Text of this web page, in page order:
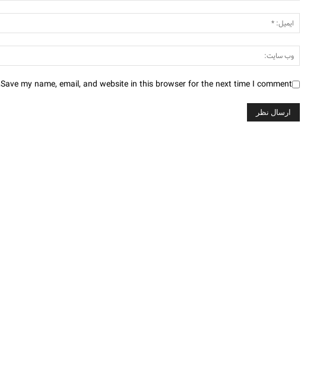
Save my name, email, and website in this browser for the next time I comment.